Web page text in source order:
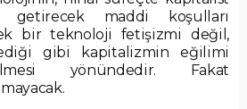
getirecek maddi koşulları
bir teknoloji fetişizmi değil,
gibi kapitalizmin eğilimi
yönündedir. Fakat